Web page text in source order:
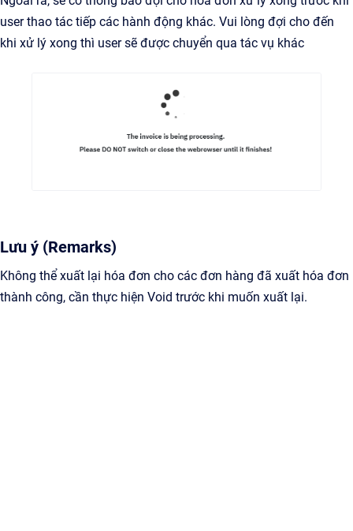
user thao tác tiếp các hành động khác. Vui lòng đợi cho đến
khi xử lý xong thì user sẽ được chuyển qua tác vụ khác
Lưu ý (Remarks)
Không thể xuất lại hóa đơn cho các đơn hàng đã xuất hóa đơn
thành công, cần thực hiện Void trước khi muốn xuất lại.